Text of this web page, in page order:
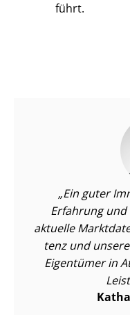
führt.
Ein guter
Erfahrung
aktuelle
tenz und
Eigentümer in